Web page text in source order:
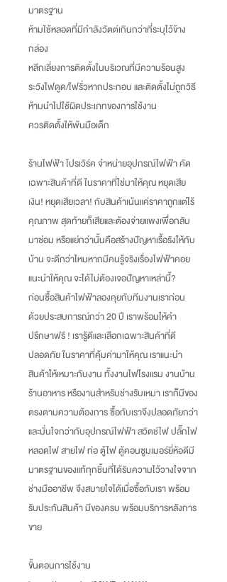
มาตรฐาน
ห้ามใช้หลอดที่มีกำลังวัตต์เกินกว่าที่ระบุไว้ข้าง
กล่อง
หลีกเลี่ยงการติดตั้งในบริเวณที่มีความร้อนสูง
ระวังไฟดูด/ไฟรั่วหากประกอบ และติดตั้งไม่ถูกวิธี
ห้ามนำไปใช้ผิดประเภทของการใช้งาน
ควรติดตั้งให้พ้นมือเด็ก
ร้านไฟฟ้า โปรเวิร์ค จำหน่ายอุปกรณ์ไฟฟ้า คัด
เฉพาะสินค้าที่ดี ในราคาที่ใช่มาให้คุณ หยุดเสีย
เงิน!หยุดเสียเวลา!กับสินค้าเน้นแค่ราคาถูกแต่ไร้
คุณภาพ สุดท้ายก็เสียและต้องจ่ายแพงเพื่อกลับ
มาซ่อม หรือแย่กว่านั้นคือสร้างปัญหาเรื้อรังให้กับ
บ้าน จะดีกว่าไหมหากมีคนรู้จริงเรื่องไฟฟ้าคอย
แนะนำให้คุณ จะได้ไม่ต้องเจอปัญหาเหล่านี้?
ก่อนซื้อสินค้าไฟฟ้าลองคุยกับทีมงานเราก่อน
ด้วยประสบการณ์กว่า20ปี เราพร้อมให้คำ
ปรึกษาฟรี! เรารู้ดีและเลือกเฉพาะสินค้าที่ดี
ปลอดภัย ในราคาที่คุ้มค่ามาให้คุณ เราแนะนำ
สินค้าให้เหมาะกับงาน ทั้งงานไฟโรงแรม งานบ้าน
ร้านอาหาร หรืองานสำหรับช่างรับเหมา เราก็มีของ
ตรงตามความต้องการ ซื้อกับเราจึงปลอดภัยกว่า
และมั่นใจกว่ากับอุปกรณ์ไฟฟ้า สวิตช์ไฟ ปลั๊กไฟ
หลอดไฟ สายไฟ ท่อ ตู้ไฟ ตู้คอนซูมเมอร์ยี่ห้อดีมี
มาตรฐานของแท้ทุกชิ้นที่ได้รับความไว้วางใจจาก
ช่างมืออาชีพ จึงสบายใจได้เมื่อซื้อกับเรา พร้อม
รับประกันสินค้า มีของครบ พร้อมบริการหลังการ
ขาย
ขั้นตอนการใช้งาน